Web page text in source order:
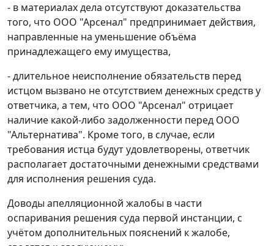
- в материалах дела отсутствуют доказательства
того, что ООО "Арсенал" предпринимает действия,
направленные на уменьшение объёма
принадлежащего ему имущества,
- длительное неисполнение обязательств перед
истцом вызвано не отсутствием денежных средств у
ответчика, а тем, что ООО "Арсенал" отрицает
наличие какой-либо задолженности перед ООО
"Альтернатива". Кроме того, в случае, если
требования истца будут удовлетворены, ответчик
располагает достаточными денежными средствами
для исполнения решения суда.
Доводы апелляционной жалобы в части
оспаривания решения суда первой инстанции, с
учётом дополнительных пояснений к жалобе,